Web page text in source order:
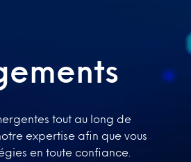
tout au long de
expertise afin que vous
en toute confiance.